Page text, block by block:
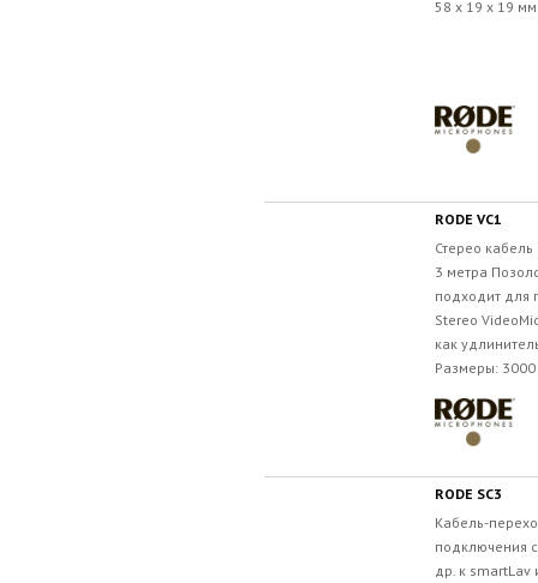
58 x 19 x 19
RODE VC1
Стерео
3 метра
подходит для
Stereo
как
Размеры:
RODE SC3
Кабель-
подключения
др. к